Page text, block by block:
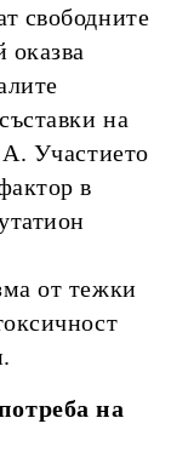
свободните
оказва
на
Участието
в
от тежки
на